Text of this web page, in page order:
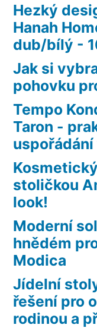
Hezký
Hanah
dub/bílý -
Jak si
pohovku
Tempo
Taron -
stoličkou
look!
Moderní
hnědém
Modica
Jídelní
řešení pro
rodinou a